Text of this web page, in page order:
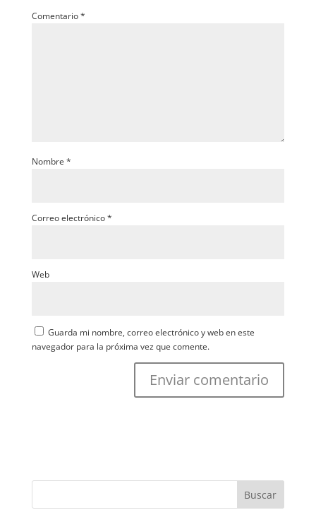
Comentario*
Nombre *
Correo electrónico*
Web
Guarda mi nombre, correo electrónico y web en este
navegador para la próxima vez que comente.